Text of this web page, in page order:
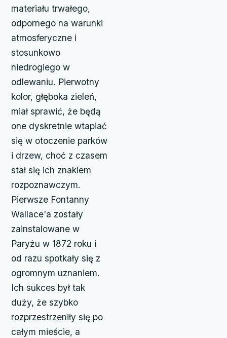
materiału trwałego,
odpornego na warunki
atmosferyczne i
stosunkowo
niedrogiego w
odlewaniu. Pierwotny
kolor, głęboka zieleń,
miał sprawić, że będą
one dyskretnie wtapiać
się w otoczenie parków
i drzew, choć z czasem
stał się ich znakiem
rozpoznawczym.
Pierwsze Fontanny
Wallace'a zostały
zainstalowane w
Paryżu w 1872 roku i
od razu spotkały się z
ogromnym uznaniem.
Ich sukces był tak
duży, że szybko
rozprzestrzeniły się po
całym mieście, a